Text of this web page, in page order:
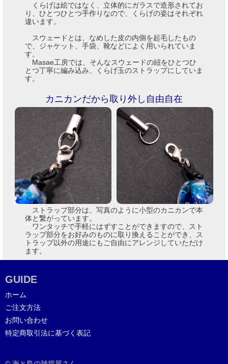
くらげは絵ではなく、立体的にガラスで造形されてお
り、ひとつひとつ手作りなので、くらげの姿はそれぞれ
違います。
スウェードとは、なめした皮の内側を起毛したもの
で、ジャケット、手袋、靴などによく用いられていま
す。
Masae工房では、そんなスウェードの紐をひとつひ
とつ丁寧に編み込み、くらげ玉のストラップにしていま
す。
カニカンだから取り外し自由自在
ストラップ部分は、写真のように小型のカニカンで本
体と繋がっています。
ワンタッチで手軽にはずすことができますので、スト
ラップ部分をお好みのものに取り換えることができ、ス
トラップ以外の用途にもご自由にアレンジしていただけ
ます。
GUIDE
ホーム
ご注文方法
お問い合わせ
特定商取引法に基づく表記